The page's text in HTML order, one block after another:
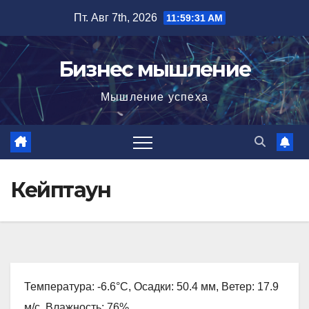
содержимому
Пт. Авг 7th, 2026 11:59:32 AM
Бизнес мышление
Мышление успеха
Кейптаун
Температура: -6.6°C, Осадки: 50.4 мм, Ветер: 17.9